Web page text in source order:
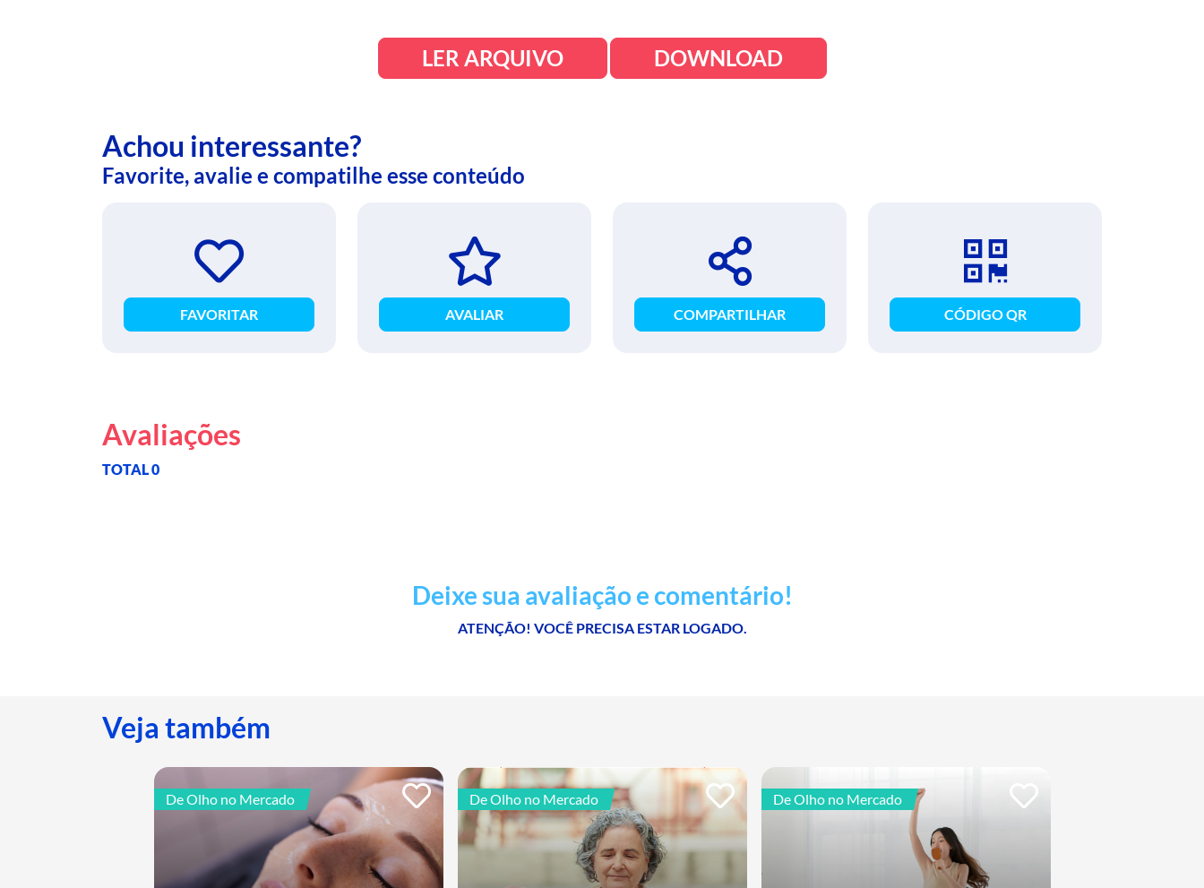
LER ARQUIVO DOWNLOAD
Achou interessante?
Favorite, avalie e compatilhe esse conteúdo
FAVORITAR AVALIAR COMPARTILHAR CÓDIGO QR
Avaliações
TOTAL 0
Deixe sua avaliação e comentário!
ATENÇÃO! VOCÊ PRECISA ESTAR LOGADO.
Veja também
De Olho no Mercado De Olho no Mercado De Olho no Mercado